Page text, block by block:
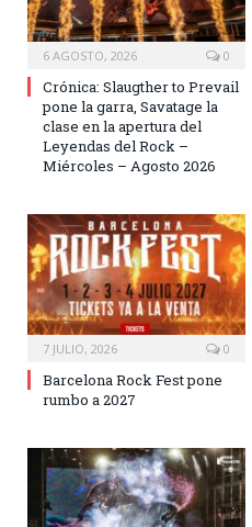
6 AGOSTO, 2026 0
Crónica: Slaugther to Prevail
pone la garra, Savatage la
clase en la apertura del
Leyendas del Rock –
Miércoles – Agosto 2026
7 JULIO, 2026 0
Barcelona Rock Fest pone
rumbo a 2027